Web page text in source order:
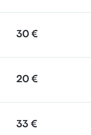
30 €
20 €
33 €